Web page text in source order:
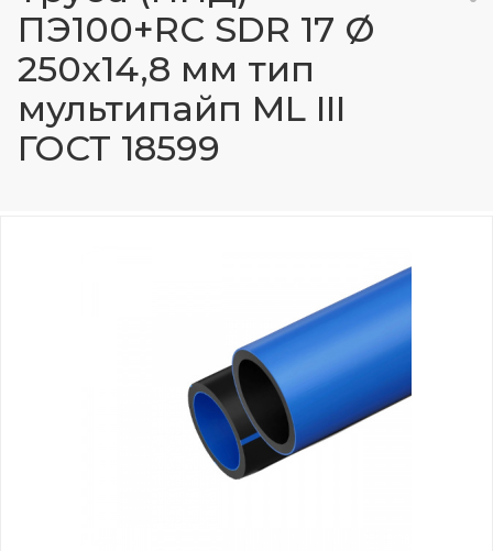
ПЭ100+RC SDR 17 Ø
250х14,8 мм тип
мультипайп ML III
ГОСТ 18599